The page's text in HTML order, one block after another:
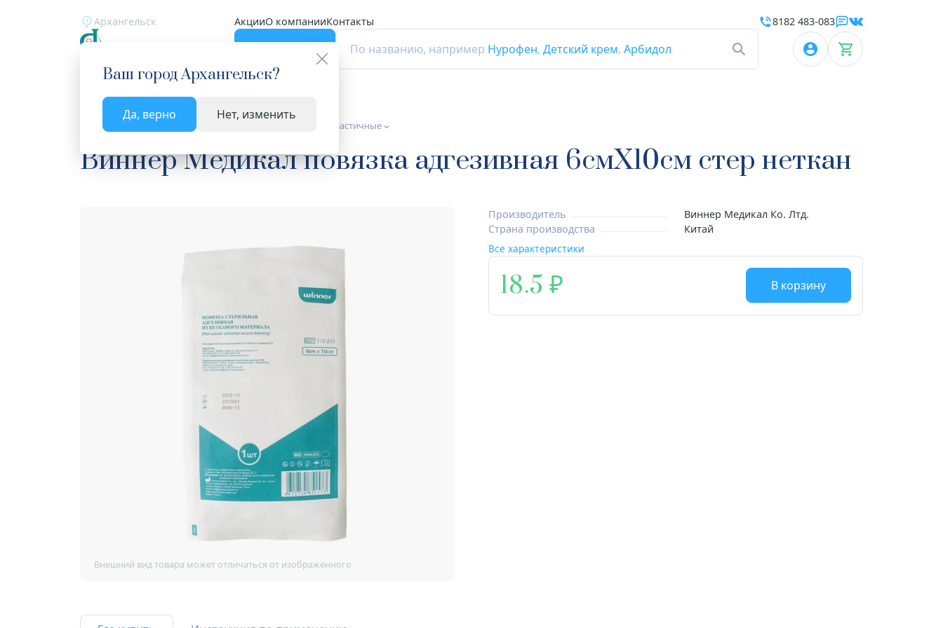
Архангельск АкцииО компанииКонтакты
По названию, например Нурофен, Детский крем, Арбидол
Ваш городАрхангельск?
Да, верно Нет, изменить
8182 483-083
Главная Каталог Медицинские изделия Бинты эластичные
Виннер Медикал повязка адгезивная 6смX10см стер неткан
Производитель
Виннер Медикал Ко. Лтд.
Страна производства
Китай
Все характеристики
18.5 В корзину